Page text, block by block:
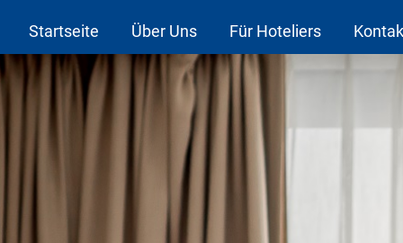
Startseite Über Uns Für Hoteliers